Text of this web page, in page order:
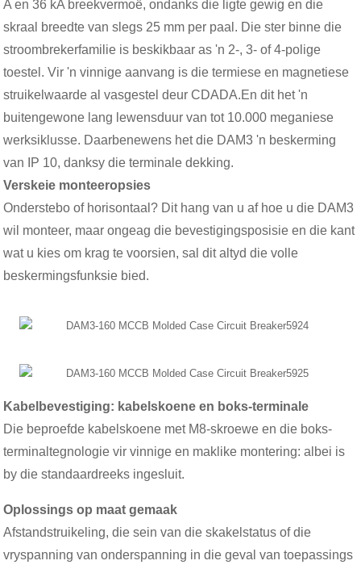
A en 36 kA breekvermoë, ondanks die ligte gewig en die
skraal breedte van slegs 25 mm per paal. Die ster binne die
stroombrekerfamilie is beskikbaar as 'n 2-, 3- of 4-polige
toestel. Vir 'n vinnige aanvang is die termiese en magnetiese
struikelwaarde al vasgestel deur CDADA.En dit het 'n
buitengewone lang lewensduur van tot 10.000 meganiese
werksiklusse. Daarbenewens het die DAM3 'n beskerming
van IP 10, danksy die terminale dekking.
Verskeie monteeropsies
Onderstebo of horisontaal? Dit hang van u af hoe u die DAM3
wil monteer, maar ongeag die bevestigingsposisie en die kant
wat u kies om krag te voorsien, sal dit altyd die volle
beskermingsfunksie bied.
Kabelbevestiging: kabelskoene en boks-terminale
Die beproefde kabelskoene met M8-skroewe en die boks-
terminaltegnologie vir vinnige en maklike montering: albei is
by die standaardreeks ingesluit.
Oplossings op maat gemaak
Afstandstruikeling, die sein van die skakelstatus of die
vryspanning van onderspanning in die geval van toepassings